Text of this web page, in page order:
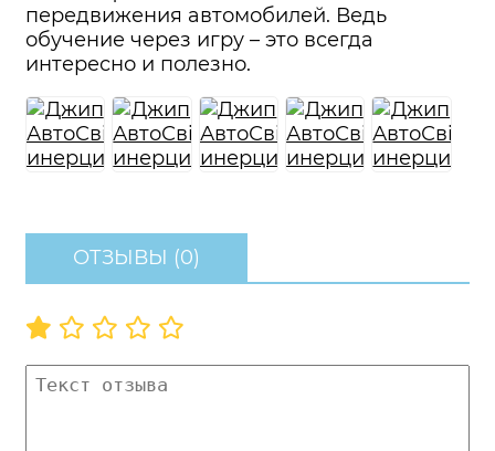
передвижения автомобилей. Ведь
обучение через игру – это всегда
интересно и полезно.
ОТЗЫВЫ (0)